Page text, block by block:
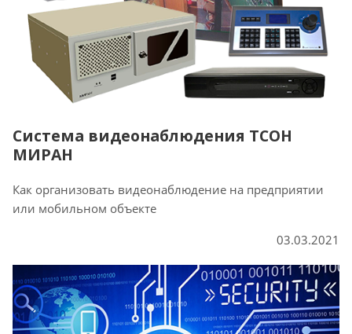
Система видеонаблюдения ТСОН
МИРАН
Как организовать видеонаблюдение на предприятии
или мобильном объекте
03.03.2021